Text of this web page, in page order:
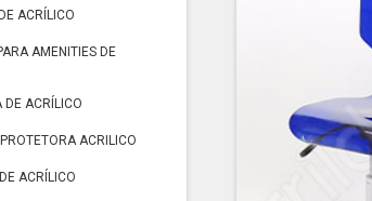
ACRÍLICO
AMENITIES DE
DE ACRÍLICO
ACRILICO
ACRÍLICO